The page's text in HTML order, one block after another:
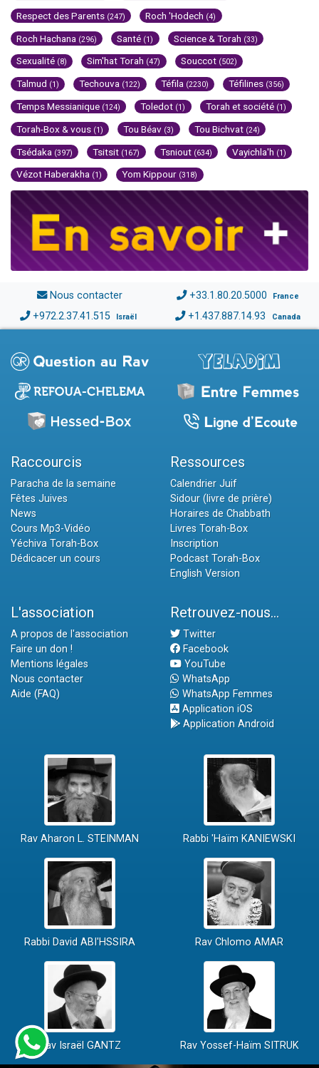
Respect des Parents (247) Roch 'Hodech (4)
Roch Hachana (296) Santé (1) Science & Torah (33)
Sexualité (8) Sim'hat Torah (47) Souccot (502)
Talmud (1) Techouva (122) Téfila (2230) Téfilines (356)
Temps Messianique (124) Toledot (1) Torah et société (1)
Torah-Box & vous (1) Tou Béav (3) Tou Bichvat (24)
Tsédaka (397) Tsitsit (167) Tsniout (634) Vayichla'h (1)
Vézot Haberakha (1) Yom Kippour (318)
Nous contacter +33.1.80.20.5000 France
+972.2.37.41.515 Israël +1.437.887.14.93 Canada
Raccourcis
Paracha de la semaine
Fêtes Juives
News
Cours Mp3-Vidéo
Yéchiva Torah-Box
Dédicacer un cours
Ressources
Calendrier Juif
Sidour (livre de prière)
Horaires de Chabbath
Livres Torah-Box
Inscription
Podcast Torah-Box
English Version
L'association
A propos de l'association
Faire un don !
Mentions légales
Nous contacter
Aide (FAQ)
Retrouvez-nous...
Twitter
Facebook
YouTube
WhatsApp
WhatsApp Femmes
Application iOS
Application Android
Rav Aharon L. STEINMAN Rabbi 'Haïm KANIEWSKI
Rabbi David ABI'HSSIRA Rav Chlomo AMAR
Rav Israël GANTZ Rav Yossef-Haïm SITRUK